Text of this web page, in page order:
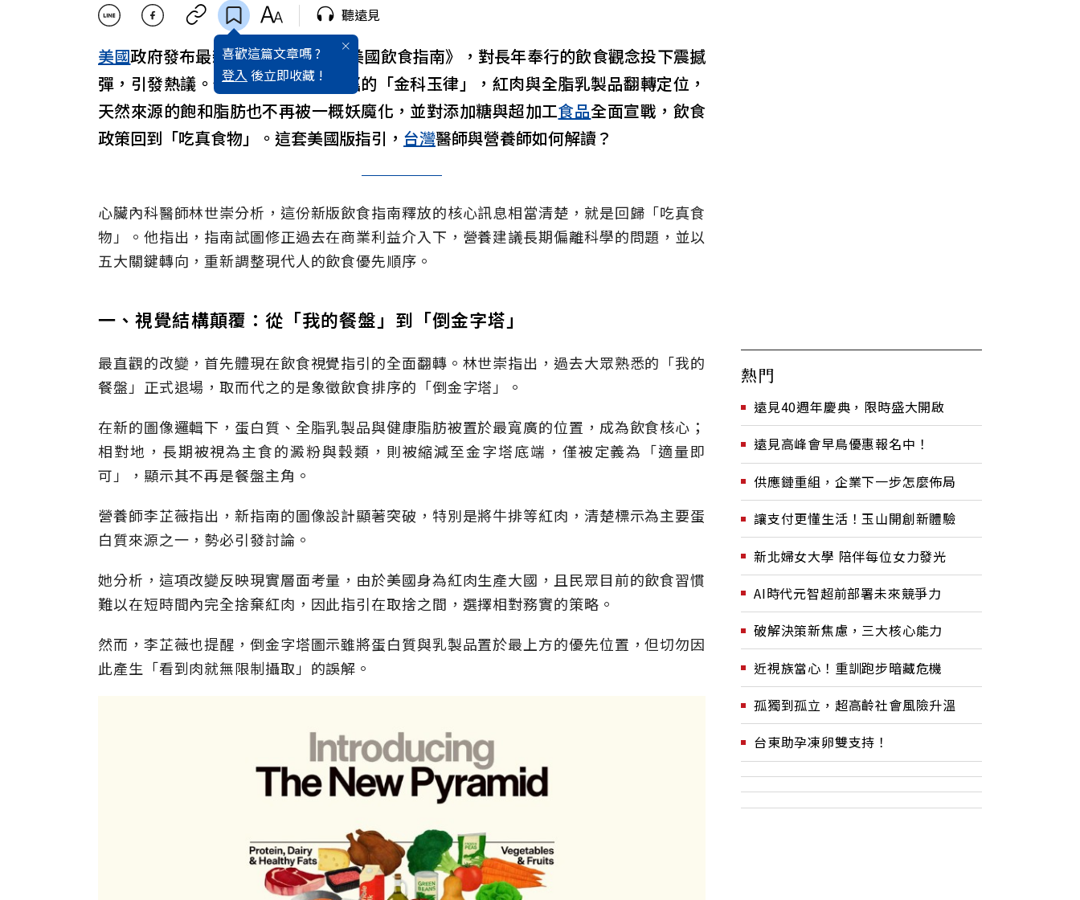
喜歡這篇文章嗎 ?
登入 後立即收藏 !
聽遠見
美國政府發布最新《2025至2030年美國飲食指南》，對長年奉行的飲食觀念投下震撼
彈，引發熱議。低脂不再是不可動搖的「金科玉律」，紅肉與全脂乳製品翻轉定位，
天然來源的飽和脂肪也不再被一概妖魔化，並對添加糖與超加工食品全面宣戰，飲食
政策回到「吃真食物」。這套美國版指引， 台灣醫師與營養師如何解讀？
心臟內科醫師林世崇分析，這份新版飲食指南釋放的核心訊息相當清楚，就是回歸「吃真食
物」。他指出，指南試圖修正過去在商業利益介入下，營養建議長期偏離科學的問題，並以
五大關鍵轉向，重新調整現代人的飲食優先順序。
一、視覺結構顛覆：從「我的餐盤」到「倒金字塔」
最直觀的改變，首先體現在飲食視覺指引的全面翻轉。林世崇指出，過去大眾熟悉的「我的
餐盤」正式退場，取而代之的是象徵飲食排序的「倒金字塔」。
在新的圖像邏輯下，蛋白質、全脂乳製品與健康脂肪被置於最寬廣的位置，成為飲食核心；
相對地，長期被視為主食的澱粉與穀類，則被縮減至金字塔底端，僅被定義為「適量即
可」，顯示其不再是餐盤主角。
營養師李芷薇指出，新指南的圖像設計顯著突破，特別是將牛排等紅肉，清楚標示為主要蛋
白質來源之一，勢必引發討論。
她分析，這項改變反映現實層面考量，由於美國身為紅肉生產大國，且民眾目前的飲食習慣
難以在短時間內完全捨棄紅肉，因此指引在取捨之間，選擇相對務實的策略。
然而，李芷薇也提醒，倒金字塔圖示雖將蛋白質與乳製品置於最上方的優先位置，但切勿因
此產生「看到肉就無限制攝取」的誤解。
熱門
遠見40週年慶典，限時盛大開啟
遠見高峰會早鳥優惠報名中！
供應鏈重組，企業下一步怎麼佈局
讓支付更懂生活！玉山開創新體驗
新北婦女大學 陪伴每位女力發光
AI時代元智超前部署未來競爭力
破解決策新焦慮，三大核心能力
近視族當心！重訓跑步暗藏危機
孤獨到孤立，超高齡社會風險升溫
台東助孕凍卵雙支持！